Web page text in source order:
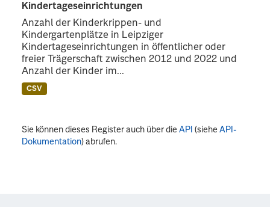
Kindertageseinrichtungen
Anzahl der Kinderkrippen- und
Kindergartenplätze in Leipziger
Kindertageseinrichtungen in öffentlicher oder
freier Trägerschaft zwischen 2012 und 2022 und
Anzahl der Kinder im...
CSV
Sie können dieses Register auch über dieAPI (sieheAPI-
Dokumentation) abrufen.